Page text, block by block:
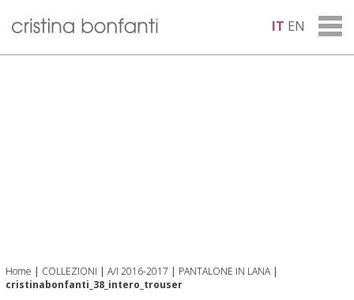
IT EN
Home | COLLEZIONI | A/I 2016-2017 | PANTALONE IN LANA |
cristinabonfanti_38_intero_trouser